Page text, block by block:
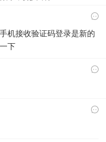
机接收验证码登录是新的
下